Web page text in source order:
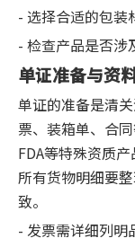
- 选择合适的包装
- 检查产品是否涉
单证准备与资
单证的准备是清
票、装箱单、合
FDA等特殊资质
所有货物明细要
致。
- 发票需详细列明